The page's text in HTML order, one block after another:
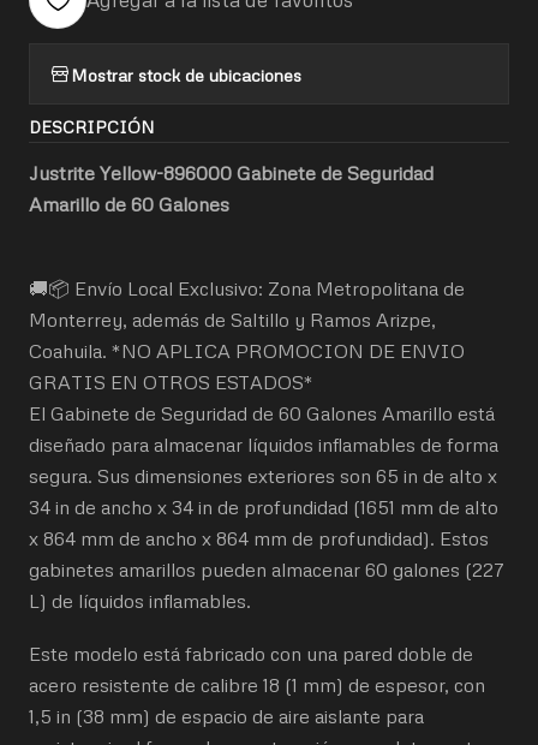
Mostrar stock de ubicaciones
DESCRIPCIÓN
Justrite Yellow-896000 Gabinete de Seguridad
Amarillo de 60 Galones
🚚📦 Envío Local Exclusivo: Zona Metropolitana de
Monterrey, además de Saltillo y Ramos Arizpe,
Coahuila. *NO APLICA PROMOCION DE ENVIO
GRATIS EN OTROS ESTADOS*
El Gabinete de Seguridad de 60 Galones Amarillo está
diseñado para almacenar líquidos inflamables de forma
segura. Sus dimensiones exteriores son 65 in de alto x
34 in de ancho x 34 in de profundidad (1651 mm de alto
x 864 mm de ancho x 864 mm de profundidad). Estos
gabinetes amarillos pueden almacenar 60 galones (227
L) de líquidos inflamables.
Este modelo está fabricado con una pared doble de
acero resistente de calibre 18 (1 mm) de espesor, con
1,5 in (38 mm) de espacio de aire aislante para